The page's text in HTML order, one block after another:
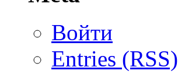
Войти
Entries (RSS)